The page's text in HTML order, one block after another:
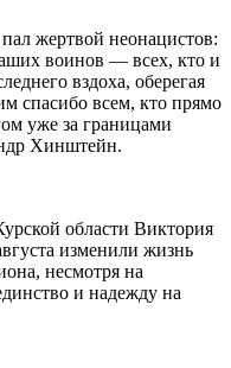
жертвой неонацистов:
воинов — всех, кто и
вздоха, оберегая
спасибо всем, кто прямо
уже за границами
Хинштейн.
области Виктория
изменили жизнь
несмотря на
и надежду на